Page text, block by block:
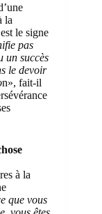
la
le signe
pas
un succès
le devoir
n», fait-il
à la
que vous